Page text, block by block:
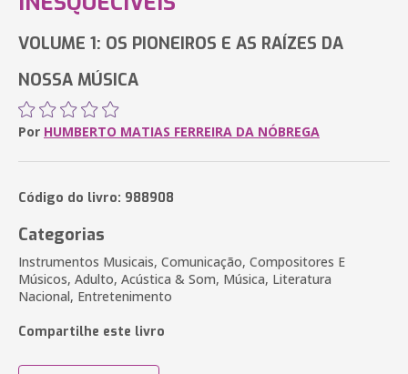
VOLUME 1: OS PIONEIROS E AS RAÍZES DA
NOSSA MÚSICA
Por HUMBERTO MATIAS FERREIRA DA NÓBREGA
Código do livro: 988908
Categorias
Instrumentos Musicais, Comunicação, Compositores E
Músicos, Adulto, Acústica & Som, Música, Literatura
Nacional, Entretenimento
Compartilhe este livro